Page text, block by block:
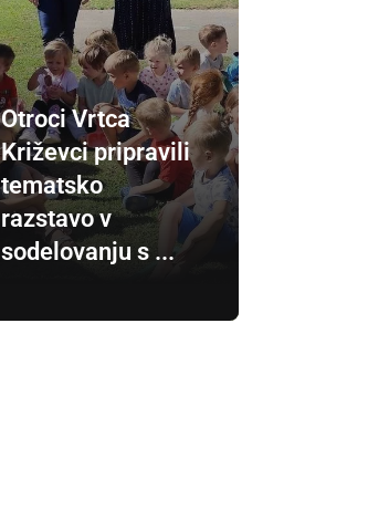
Otroci Vrtca
Križevci pripravili
tematsko
razstavo v
sodelovanju s ...